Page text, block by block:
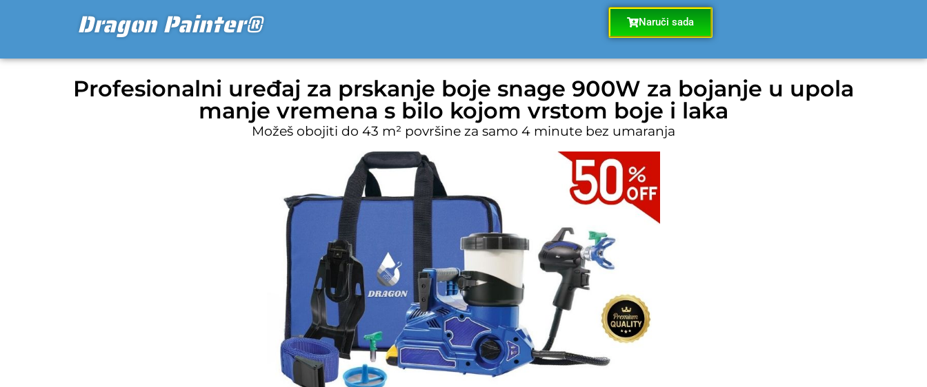
Dragon Painter® Naruči sada
Profesionalni uređaj za prskanje boje snage 900W za bojanje u upola
manje vremena s bilo kojom vrstom boje i laka
Možeš obojiti do 43 m² površine za samo 4 minute bez umaranja